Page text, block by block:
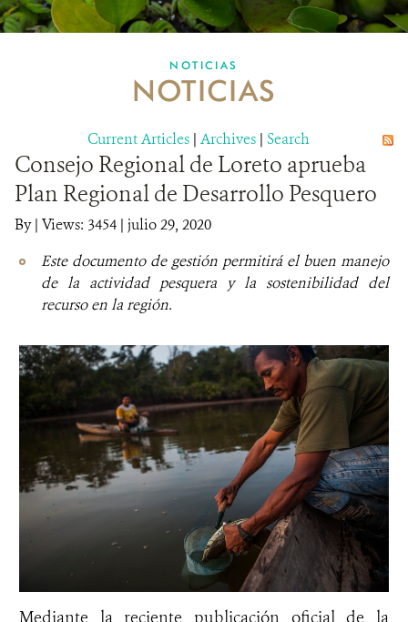
MECANISMO DE ATENCIÓN DE QUEJAS Y RECLAMOS
DONA
NOTICIAS
NOTICIAS
Current Articles | Archives | Search
Consejo Regional de Loreto aprueba
Plan Regional de Desarrollo Pesquero
By| Views: 3454 | julio 29, 2020
Este documento de gestión permitirá el buen manejo
de la actividad pesquera y la sostenibilidad del
recurso en la región.
Mediante la reciente publicación oficial de la